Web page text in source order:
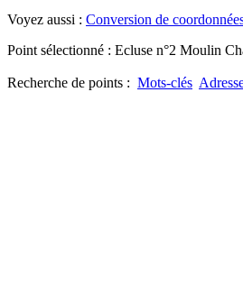
Voyez aussi : Conversion de
Point sélectionné : Ecluse n°2 Moulin
Recherche de points : Mots-clés